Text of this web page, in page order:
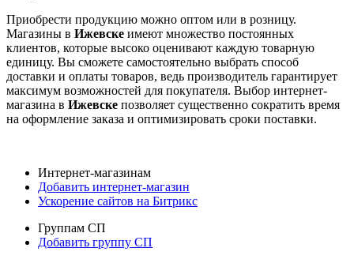
Приобрести продукцию можно оптом или в розницу.
Магазины в Ижевске имеют множество постоянных
клиентов, которые высоко оценивают каждую товарную
единицу. Вы сможете самостоятельно выбрать способ
доставки и оплаты товаров, ведь производитель гарантирует
максимум возможностей для покупателя. Выбор интернет-
магазина в Ижевске позволяет существенно сократить время
на оформление заказа и оптимизировать сроки поставки.
Интернет-магазинам
Добавить интернет-магазин
Ускорение сайтов на Битрикс
Группам СП
Добавить группу СП